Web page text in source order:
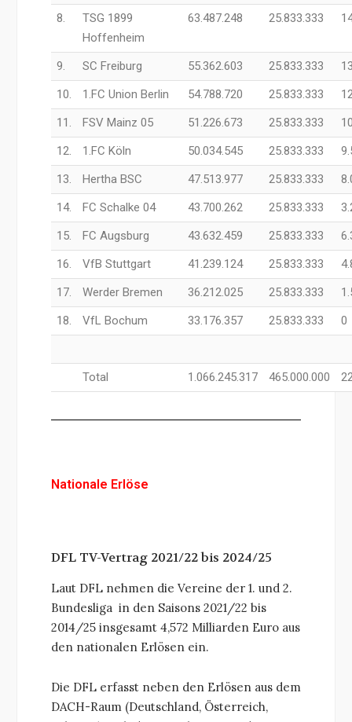
8.
TSG 1899
Hoffenheim
63.487.248 25.833.333
9. SC Freiburg 55.362.603 25.833.333
10.
1.FC Union Berlin 54.788.720 25.833.333
11.
FSV Mainz 05 51.226.673 25.833.333
12.
1.FC Köln 50.034.545 25.833.333
13.
Hertha BSC 47.513.977 25.833.333
14.
FC Schalke 04 43.700.262 25.833.333
15.
FC Augsburg 43.632.459 25.833.333
16.
VfB Stuttgart 41.239.124 25.833.333
17.
Werder Bremen 36.212.025 25.833.333
18.
VfL Bochum 33.176.357 25.833.333 0
Total 1.066.245.317 465.000.000
Nationale Erlöse
DFL TV-Vertrag 2021/22 bis 2024/25
Laut DFL nehmen die Vereine der 1. und 2.
Bundesliga in den Saisons 2021/22 bis
2014/25 insgesamt 4,572 Milliarden Euro aus
den nationalen Erlösen ein.
Die DFL erfasst neben den Erlösen aus dem
DACH-Raum (Deutschland, Österreich,